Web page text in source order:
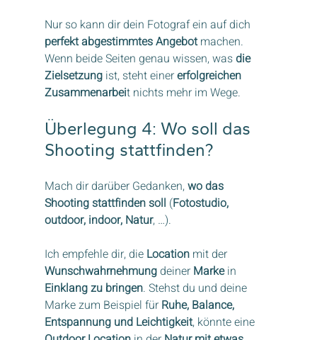
Nur so kann dir dein Fotograf ein auf dich
perfekt abgestimmtes Angebot machen.
Wenn beide Seiten genau wissen, was die
Zielsetzung ist, steht einer erfolgreichen
Zusammenarbeit nichts mehr im Wege.
Überlegung 4: Wo soll das
Shooting stattfinden?
Mach dir darüber Gedanken, wo das
Shooting stattfinden soll (Fotostudio,
outdoor, indoor, Natur, …).
Ich empfehle dir, die Location mit der
Wunschwahrnehmung deiner Marke in
Einklang zu bringen. Stehst du und deine
Marke zum Beispiel für Ruhe, Balance,
Entspannung und Leichtigkeit, könnte eine